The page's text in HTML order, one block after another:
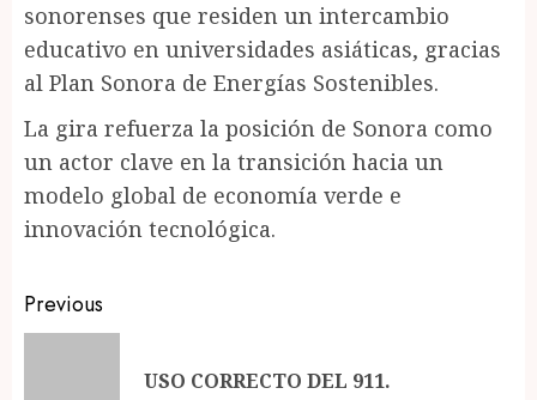
sonorenses que residen un intercambio
educativo en universidades asiáticas, gracias
al Plan Sonora de Energías Sostenibles.
La gira refuerza la posición de Sonora como
un actor clave en la transición hacia un
modelo global de economía verde e
innovación tecnológica.
Post
Previous
USO CORRECTO DEL 911.